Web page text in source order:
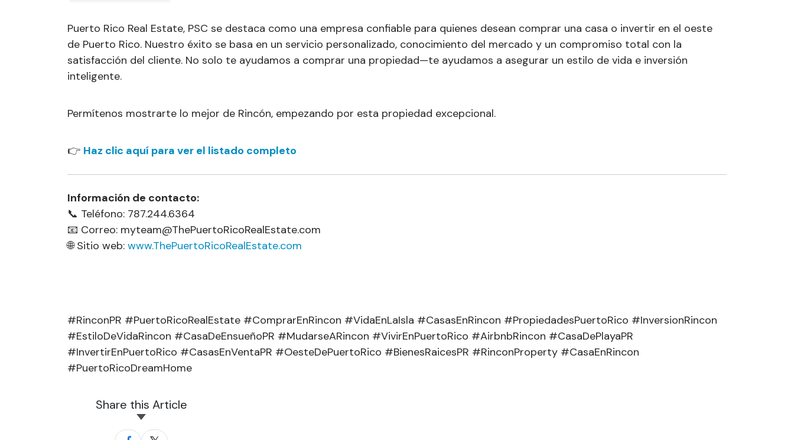
Puerto Rico Real Estate, PSC se destaca como una empresa confiable para quienes desean comprar una casa o invertir en el oeste
de Puerto Rico. Nuestro éxito se basa en un servicio personalizado, conocimiento del mercado y un compromiso total con la
satisfacción del cliente. No solo te ayudamos a comprar una propiedad—te ayudamos a asegurar un estilo de vida e inversión
inteligente.
Permítenos mostrarte lo mejor de Rincón, empezando por esta propiedad excepcional.
👉 Haz clic aquí para ver el listado completo
Información de contacto:
📞 Teléfono: 787.244.6364
📧 Correo: myteam@ThePuertoRicoRealEstate.com
🌐 Sitio web: www.ThePuertoRicoRealEstate.com
#RinconPR #PuertoRicoRealEstate #ComprarEnRincon #VidaEnLaIsla #CasasEnRincon #PropiedadesPuertoRico #InversionRincon
#EstiloDeVidaRincon #CasaDeEnsueñoPR #MudarseARincon #VivirEnPuertoRico #AirbnbRincon #CasaDePlayaPR
#InvertirEnPuertoRico #CasasEnVentaPR #OesteDePuertoRico #BienesRaicesPR #RinconProperty #CasaEnRincon
#PuertoRicoDreamHome
Share this Article